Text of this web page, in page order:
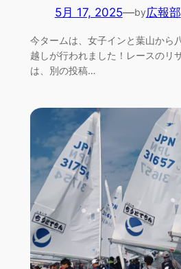
5月 17, 2025—by広報部
今タームは、女子インと葉山から
越しが行われました！レースのリ
は、別の投稿…